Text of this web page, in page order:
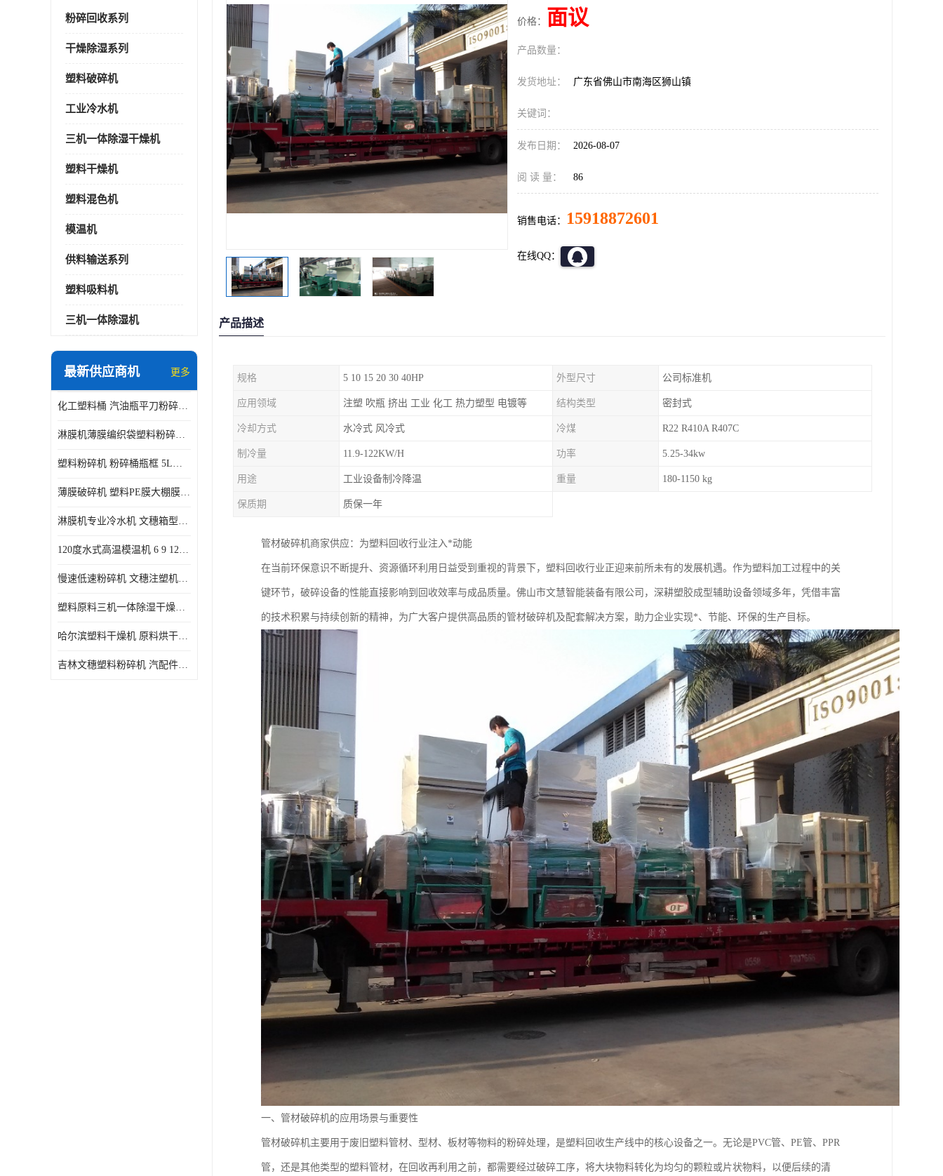
粉碎回收系列
干燥除湿系列
塑料破碎机
工业冷水机
三机一体除湿干燥机
塑料干燥机
塑料混色机
模温机
供料输送系列
塑料吸料机
三机一体除湿机
最新供应商机 更多
化工塑料桶 汽油瓶平刀粉碎机生产厂家
淋膜机薄膜编织袋塑料粉碎机 薄膜碎料机
塑料粉碎机 粉碎桶瓶框 5L五加仑桶破碎视频
薄膜破碎机 塑料PE膜大棚膜专用粉碎 WSGE600
淋膜机专业冷水机 文穗箱型冷冻机风冷水冷式
120度水式高温模温机 6 9 12KW 配水排带报警装置水温机
慢速低速粉碎机 文穗注塑机边小水口料破碎带回收静音
塑料原料三机一体除湿干燥机 蜂巢除湿机PET120L
哈尔滨塑料干燥机 原料烘干机 WSDB规格齐全
吉林文穗塑料粉碎机 汽配件破碎回收 厂家直销
价格： 面议
产品数量：
发货地址： 广东省佛山市南海区狮山镇
关键词：
发布日期： 2026-08-07
阅 读 量： 86
销售电话： 15918872601
在线QQ：
产品描述
规格 5 10 15 20 30 40HP 外型尺寸 公司标准机
应用领域 注塑 吹瓶 挤出 工业 化工 热力塑型 电镀等 结构类型 密封式
冷却方式 水冷式 风冷式 冷煤 R22 R410A R407C
制冷量 11.9-122KW/H 功率 5.25-34kw
用途 工业设备制冷降温 重量 180-1150 kg
保质期 质保一年
管材破碎机商家供应：为塑料回收行业注入*动能
在当前环保意识不断提升、资源循环利用日益受到重视的背景下，塑料回收行业正迎来前所未有的发展机遇。作为塑料加工过程中的关
键环节，破碎设备的性能直接影响到回收效率与成品质量。佛山市文慧智能装备有限公司，深耕塑胶成型辅助设备领域多年，凭借丰富
的技术积累与持续创新的精神，为广大客户提供高品质的管材破碎机及配套解决方案，助力企业实现*、节能、环保的生产目标。
一、管材破碎机的应用场景与重要性
管材破碎机主要用于废旧塑料管材、型材、板材等物料的粉碎处理，是塑料回收生产线中的核心设备之一。无论是PVC管、PE管、PPR
管，还是其他类型的塑料管材，在回收再利用之前，都需要经过破碎工序，将大块物料转化为均匀的颗粒或片状物料，以便后续的清